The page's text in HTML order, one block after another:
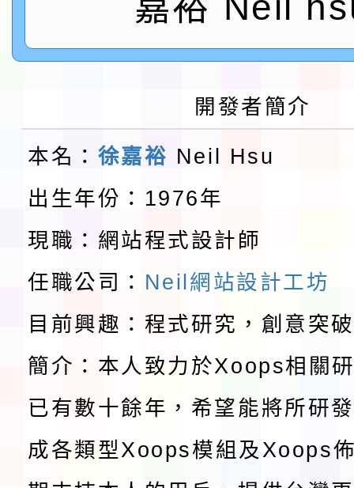
速演練執行計畫」
法」
本校115學年度第1學
第3次招考代課鐘點教
告(不再辦理後續甄選)
檢送「桃園市115學年
賽實施要點」1份
本市「115學年度學生
程安排一案
「桃園市補助參觀特色
展演活動實施計畫」
請一案
教育部校安中心白海豚
報
淨零綠領人才培育課程
檢送桃園市115學年度
及師生本土語及新住民
實施要點各1份
115年食農教育專業人
程
函轉國家通訊傳播委員
鎮韌性（防空）演習－
「115年金融知識線上
開發者簡介
本名： 徐嘉裕 Neil Hsu
出生年份：1976年
現職：網站程式設計師
任職公司： Neil網站設計工坊
目前興趣：程式研究，創意突
簡介：本人致力於Xoops相關
已有數十餘年，希望能將所研
成各類型Xoops模組及Xoops